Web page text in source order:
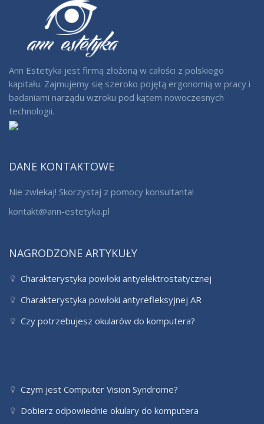
Ann Estetyka jest firmą złożoną w całości z polskiego
kapitału. Zajmujemy się szeroko pojętą ergonomią w pracy i
badaniami narządu wzroku pod kątem nowoczesnych
technologii.
DANE KONTAKTOWE
Nie zwlekaj! Skorzystaj z pomocy konsultanta!
kontakt@ann-estetyka.pl
NAGRODZONE ARTYKUŁY
Charakterystyka powłoki antyelektrostatycznej
Charakterystyka powłoki antyrefleksyjnej AR
Czy potrzebujesz okularów do komputera?
Czym jest Computer Vision Syndrome?
Dobierz odpowiednie okulary do komputera